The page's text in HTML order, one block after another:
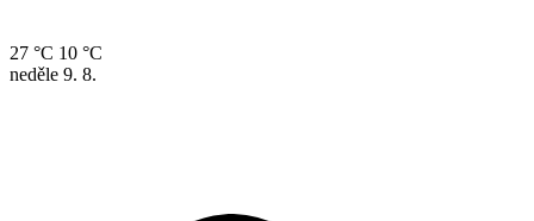
27 °C 10 °C
neděle 9. 8.